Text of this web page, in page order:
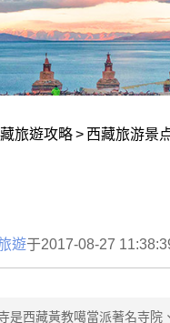
旅遊攻略> 西藏旅游景
遊于2017-08-27
是西藏黃教噶當派著名寺院